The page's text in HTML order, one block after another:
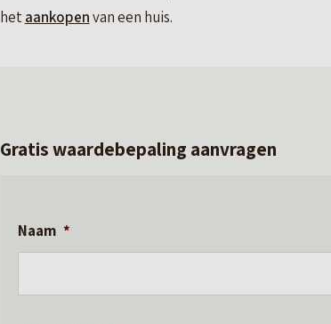
hetaankopenvan een huis.
Gratis waardebepaling aanvragen
Naam *